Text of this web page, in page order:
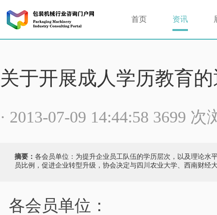
首页 资讯
关于开展成人学历教育
· 2013-07-09 14:44:58 3699 次
摘要： 各会员单位：为提升企业员工队伍的学历层次，以及理论水
员比例，促进企业转型升级，协会决定与四川农业大学、西南财经
各会员单位：